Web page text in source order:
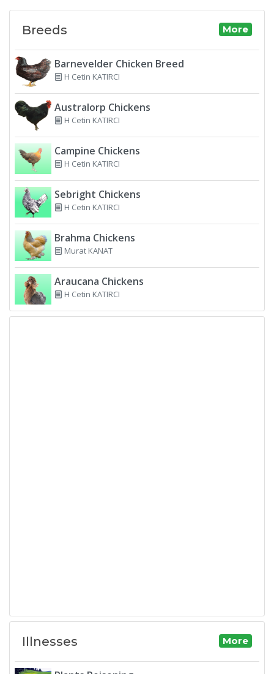
Breeds More
Barnevelder Chicken Breed
H Cetin KATIRCI
Australorp Chickens
H Cetin KATIRCI
Campine Chickens
H Cetin KATIRCI
Sebright Chickens
H Cetin KATIRCI
Brahma Chickens
Murat KANAT
Araucana Chickens
H Cetin KATIRCI
Illnesses More